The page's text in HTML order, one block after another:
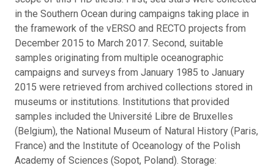
in the Southern Ocean during campaigns taking place in
the framework of the vERSO and RECTO projects from
December 2015 to March 2017. Second, suitable
samples originating from multiple oceanographic
campaigns and surveys from January 1985 to January
2015 were retrieved from archived collections stored in
museums or institutions. Institutions that provided
samples included the Université Libre de Bruxelles
(Belgium), the National Museum of Natural History (Paris,
France) and the Institute of Oceanology of the Polish
Academy of Sciences (Sopot, Poland). Storage: